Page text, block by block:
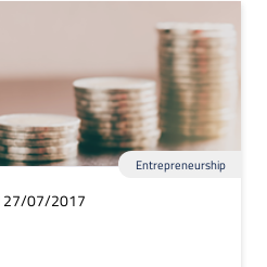
Entrepreneurship
27/07/2017